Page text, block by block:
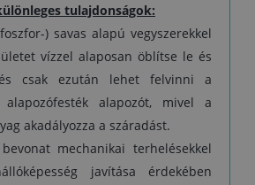
tulajdonságok:
) savas alapú vegyszerekkel
vízzel alaposan öblítse le és
csak ezután lehet felvinni a
alapozófesték alapozót, mivel a
akadályozza a száradást.
mechanikai terhelésekkel
javítása érdekében